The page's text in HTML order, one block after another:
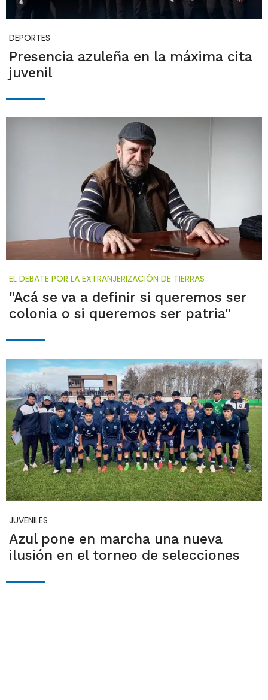
DEPORTES
Presencia azuleña en la máxima cita
juvenil
EL DEBATE POR LA EXTRANJERIZACIÓN DE TIERRAS
"Acá se va a definir si queremos ser
colonia o si queremos ser patria"
JUVENILES
Azul pone en marcha una nueva
ilusión en el torneo de selecciones